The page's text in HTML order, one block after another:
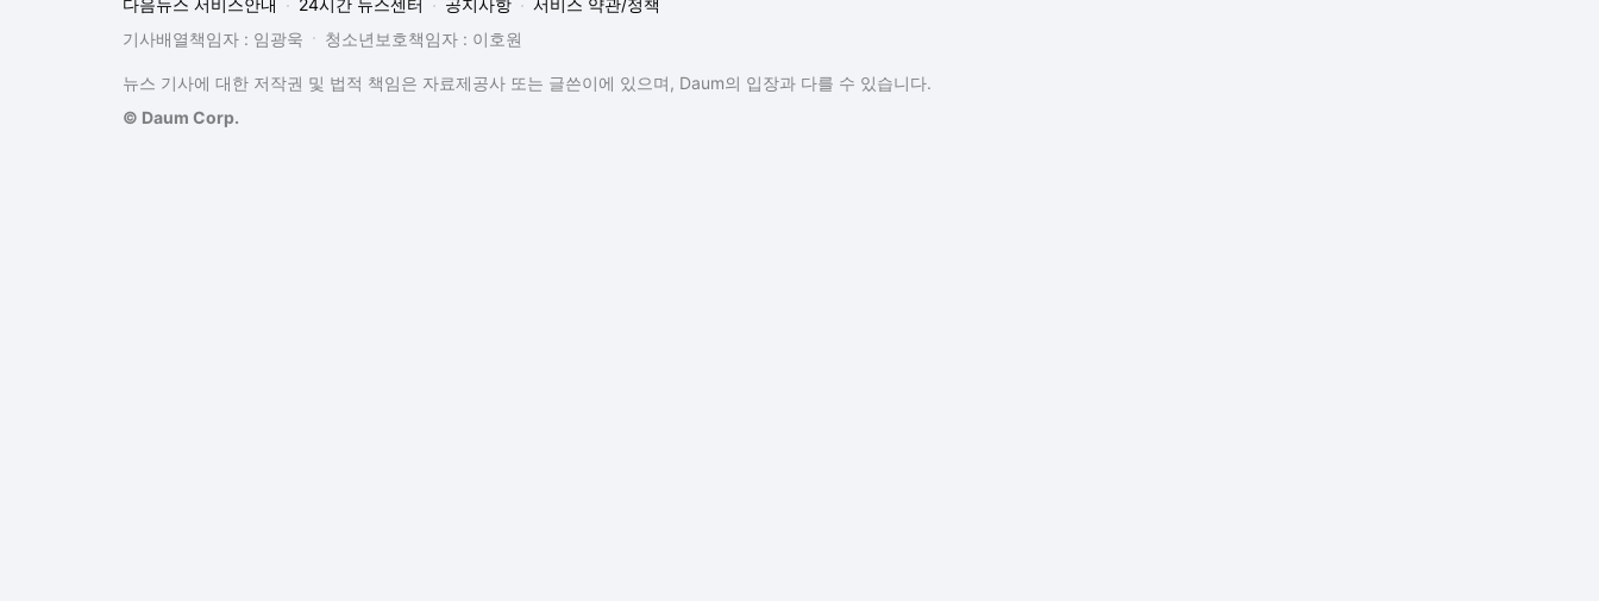
다음뉴스 서비스안내 24시간 뉴스센터 공지사항
서비스 약관/정책
기사배열책임자 : 임광욱
청소년보호책임자 : 이호원
뉴스 기사에 대한 저작권 및 법적 책임은 자료제공사 또는 글쓴이에 있으며, Daum의 입장과 다를 수 있습니다.
© Daum Corp.